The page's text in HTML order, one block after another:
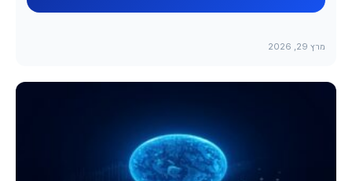
מרץ 29, 2026